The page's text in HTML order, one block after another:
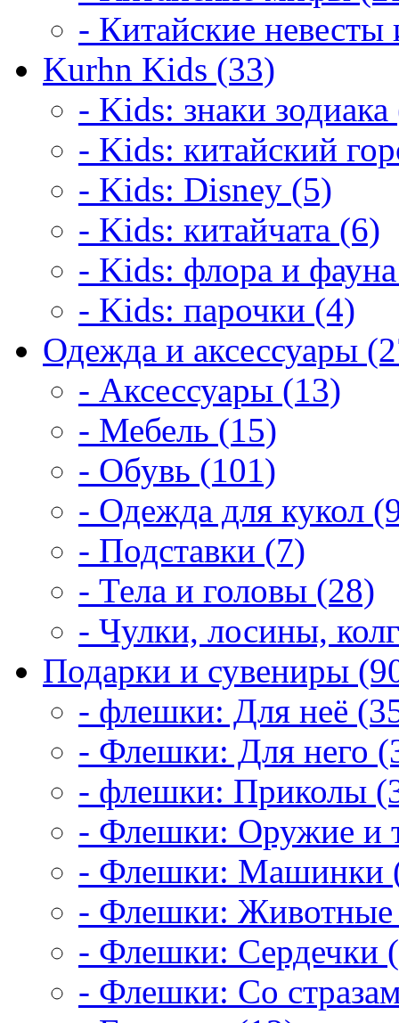
- Китайские
Kurhn Kids (33)
- Kids: знаки
- Kids: китайский
- Kids: Disney (5)
- Kids: китайчата (6)
- Kids: флора и
- Kids: парочки (4)
Одежда и аксессуары
- Аксессуары (13)
- Мебель (15)
- Обувь (101)
- Одежда для кукол
- Подставки (7)
- Тела и головы (28)
- Чулки, лосины,
Подарки и сувениры
- флешки: Для неё
- Флешки: Для него
- флешки: Приколы
- Флешки: Оружие и
- Флешки: Машинки
- Флешки: Животные
- Флешки: Сердечки
- Флешки: Со